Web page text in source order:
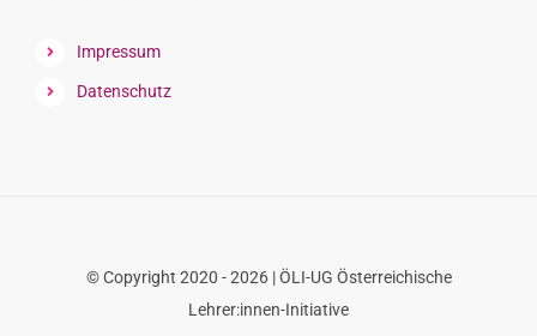
Impressum
Datenschutz
© Copyright 2020 - 2026 | ÖLI-UG Österreichische
Lehrer:innen-Initiative